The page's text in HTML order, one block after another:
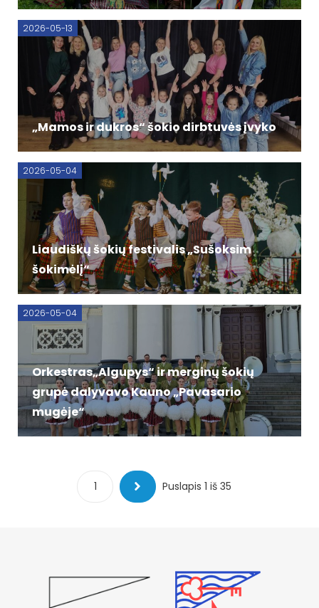
„Mamos ir dukros“ šokio dirbtuvės įvyko
2026-05-13
Liaudiškų šokių festivalis „Sušoksim
šokimėlį“
2026-05-04
Orkestras„Algupys“ ir merginų šokių
grupė dalyvavo Kauno „Pavasario
mugėje“
2026-05-04
1 Next Puslapis 1 iš 35